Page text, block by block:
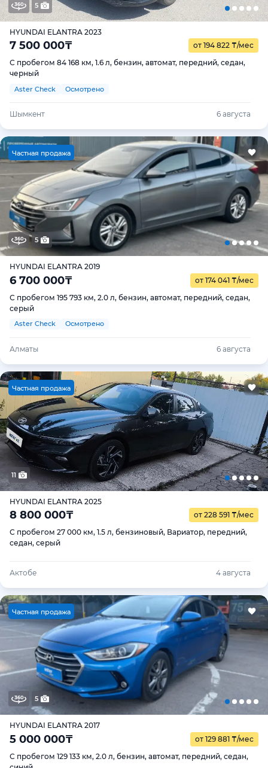
5
HYUNDAI ELANTRA 2023
7 500 000₸ от 194 822 ₸/мес
С пробегом 84 168 км, 1.6 л, бензин, автомат, передний, седан,
черный
Aster Check Осмотрено
Шымкент 6 августа
Частная продажа
5
HYUNDAI ELANTRA 2019
6 700 000₸ от 174 041 ₸/мес
С пробегом 195 793 км, 2.0 л, бензин, автомат, передний, седан,
серый
Aster Check Осмотрено
Алматы 6 августа
Частная продажа
11
HYUNDAI ELANTRA 2025
8 800 000₸ от 228 591 ₸/мес
С пробегом 27 000 км, 1.5 л, бензиновый, Вариатор, передний,
седан, серый
Актобе 4 августа
Частная продажа
5
HYUNDAI ELANTRA 2017
5 000 000₸ от 129 881 ₸/мес
С пробегом 129 133 км, 2.0 л, бензин, автомат, передний, седан,